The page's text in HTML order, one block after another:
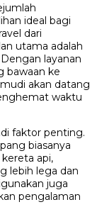
ideal bagi
dari
utama adalah
layanan
bawaan ke
akan datang
waktu
faktor penting.
biasanya
api,
lebih lega dan
juga
pengalaman